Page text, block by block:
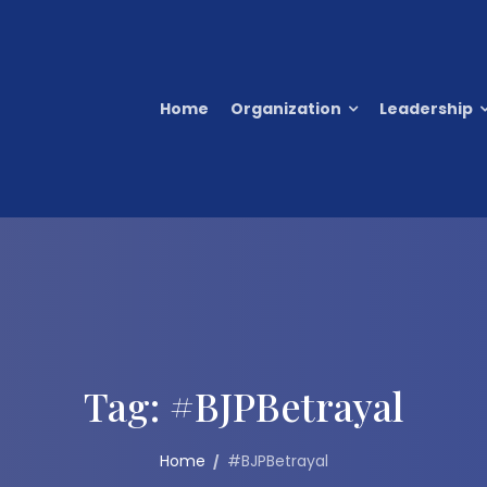
Home Organization Leadership
Tag: #BJPBetrayal
Home #BJPBetrayal